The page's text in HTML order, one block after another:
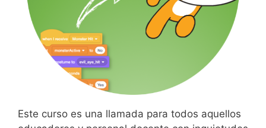
Este curso es una llamada para todos aquellos